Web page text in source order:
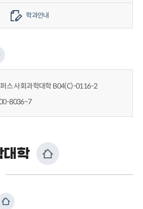
학과안내
스 사회과학대학 B04(C)-0116-2
8036~7
대학